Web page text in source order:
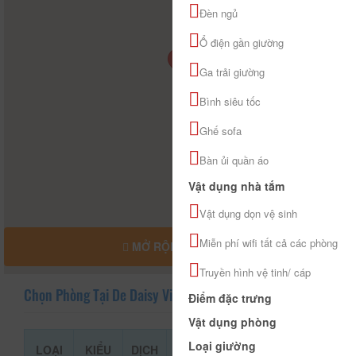
MỞ RỘNG BẢN ĐỒ
Chọn Phòng Tại De Daisy Villa Homestay
LOẠI
KIỂU
DỊCH
GIÁ THAM
Đèn ngủ
Ổ điện gần giường
Ga trải giường
Bình siêu tốc
Ghế sofa
Bàn ủi quần áo
Vật dụng nhà tắm
Vật dụng dọn vệ sinh
Miễn phí wifi tất cả các phòng
Truyền hình vệ tinh/ cáp
Điểm đặc trưng
Vật dụng phòng
Loại giường